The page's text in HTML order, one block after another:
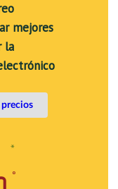
mejores
la
precios